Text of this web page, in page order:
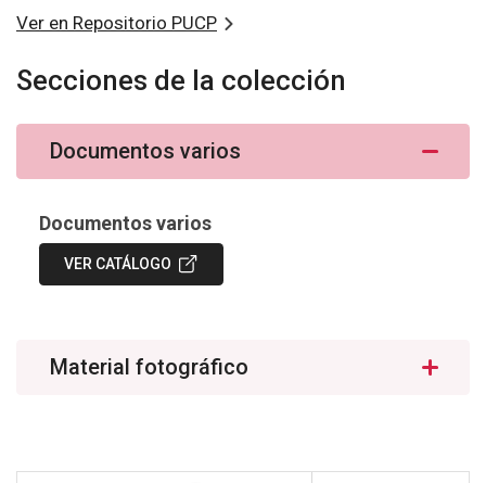
Ver en Repositorio PUCP
Secciones de la colección
Documentos varios
Documentos varios
VER CATÁLOGO
Material fotográfico